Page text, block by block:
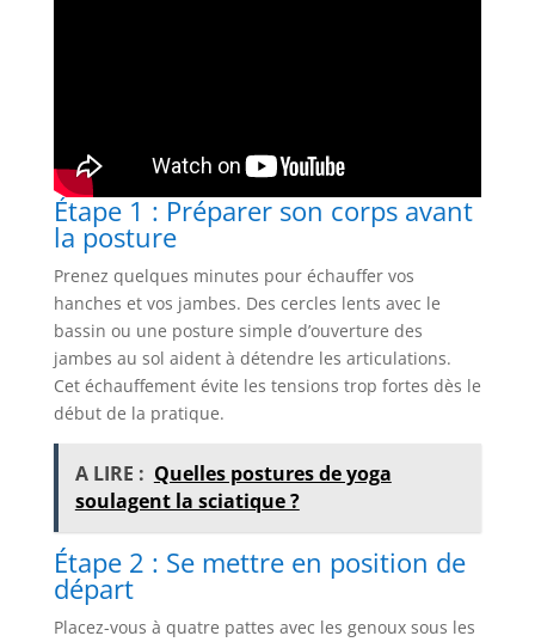
Étape 1 : Préparer son corps avant
la posture
Prenez quelques minutes pour échauffer vos
hanches et vos jambes. Des cercles lents avec le
bassin ou une posture simple d’ouverture des
jambes au sol aident à détendre les articulations.
Cet échauffement évite les tensions trop fortes dès le
début de la pratique.
A LIRE : Quelles postures de yoga
soulagent la sciatique ?
Étape 2 : Se mettre en position de
départ
Placez-vous à quatre pattes avec les genoux sous les